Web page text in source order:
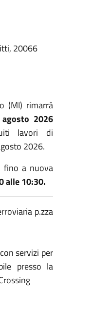
20066
(MI) rimarrà
2026
lavori di
2026.
fino a nuova
alle 10:30.
p.zza
servizi per
presso la